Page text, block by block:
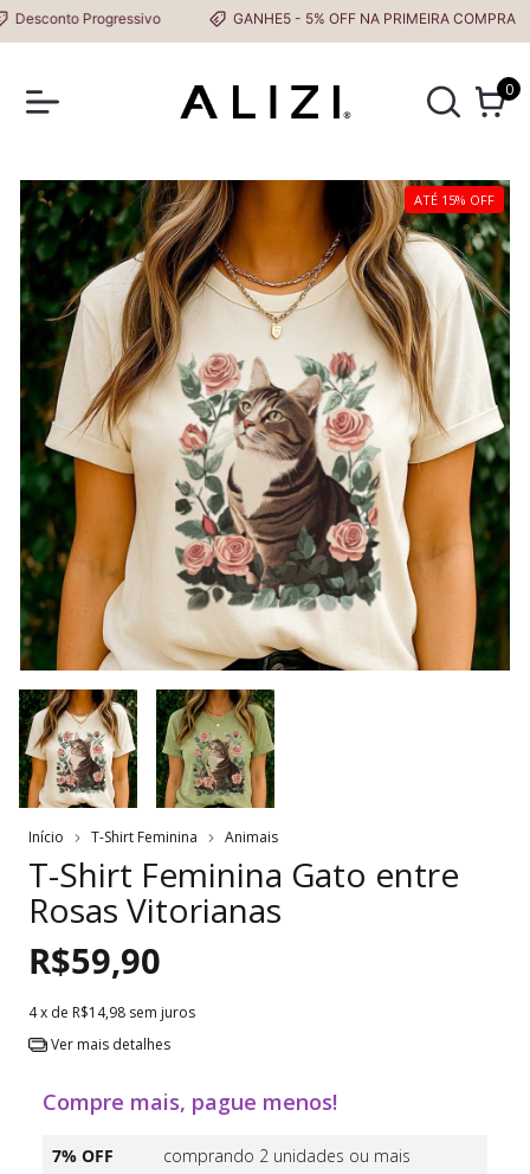
Progressivo GANHE5 - 5% OFF NA PRIMEIRA COMPRA
0
ATÉ 15% OFF
Início T-Shirt Feminina Animais
T-Shirt Feminina Gato entre
Rosas Vitorianas
R$59,90
4x de R$14,98 sem juros
Ver mais detalhes
Compre mais, pague menos!
7% OFF
comprando 2 unidades ou mais